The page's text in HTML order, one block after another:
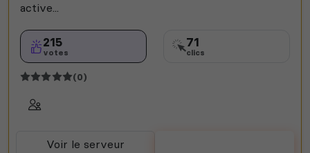
active...
215
votes
71
clics
(0)
Voir le serveur